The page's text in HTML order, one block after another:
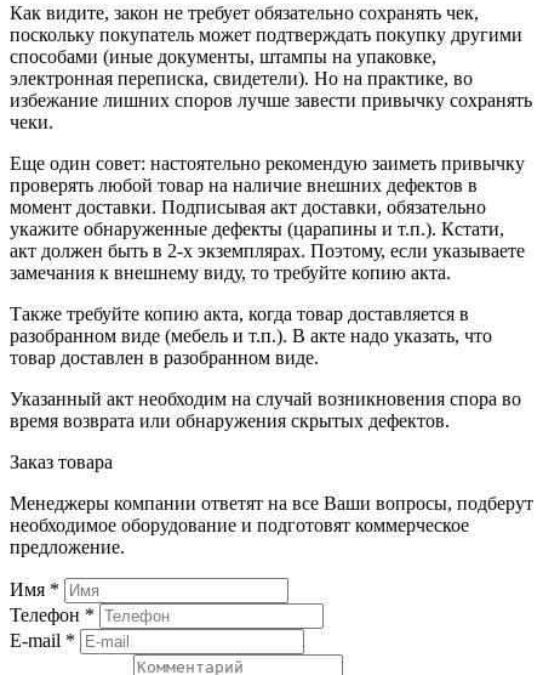
Как видите, закон не требует обязательно сохранять чек,
поскольку покупатель может подтверждать покупку другими
способами (иные документы, штампы на упаковке,
электронная переписка, свидетели). Но на практике, во
избежание лишних споров лучше завести привычку сохранять
чеки.
Еще один совет: настоятельно рекомендую заиметь привычку
проверять любой товар на наличие внешних дефектов в
момент доставки. Подписывая акт доставки, обязательно
укажите обнаруженные дефекты (царапины и т.п.). Кстати,
акт должен быть в 2-х экземплярах. Поэтому, если указываете
замечания к внешнему виду, то требуйте копию акта.
Также требуйте копию акта, когда товар доставляется в
разобранном виде (мебель и т.п.). В акте надо указать, что
товар доставлен в разобранном виде.
Указанный акт необходим на случай возникновения спора во
время возврата или обнаружения скрытых дефектов.
Заказ товара
Менеджеры компании ответят на все Ваши вопросы, подберут
необходимое оборудование и подготовят коммерческое
предложение.
Имя *
Телефон *
E-mail *